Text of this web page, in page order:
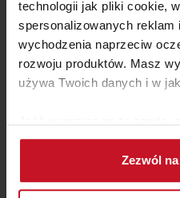
technologii jak pliki cookie,
spersonalizowanych
wychodzenia naprzeciw
rozwoju produktów. Masz
używa Twoich danych i w
Gromadzić dane
geograficznej z
Identyfikować Twoje
Zezwól